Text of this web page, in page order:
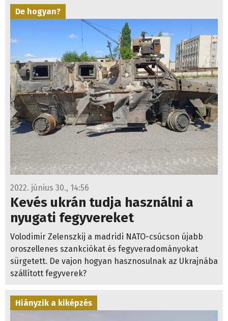
De hogyan?
2022. június 30., 14:56
Kevés ukrán tudja használni a
nyugati fegyvereket
Volodimir Zelenszkij a madridi NATO-csúcson újabb
oroszellenes szankciókat és fegyveradományokat
sürgetett. De vajon hogyan hasznosulnak az Ukrajnába
szállított fegyverek?
Hiányzik a kiképzés